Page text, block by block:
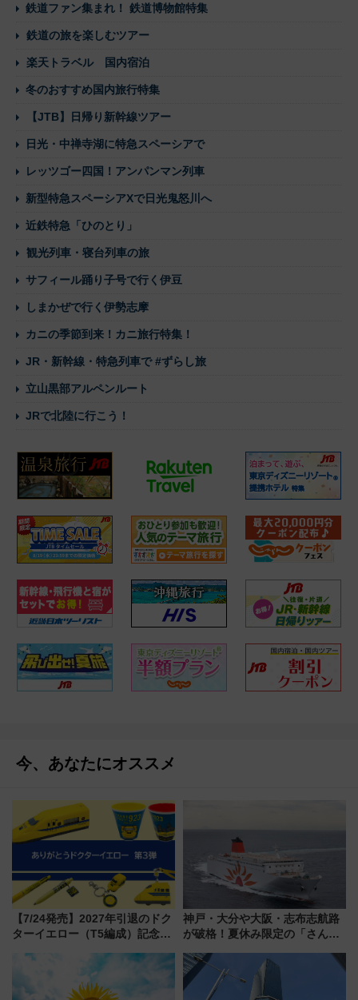
鉄道ファン集まれ！ 鉄道博物館特集
鉄道の旅を楽しむツアー
楽天トラベル 国内宿泊
冬のおすすめ国内旅行特集
【JTB】日帰り新幹線ツアー
日光・中禅寺湖に特急スペーシアで
レッツゴー四国！アンパンマン列車
新型特急スペーシアXで日光鬼怒川へ
近鉄特急「ひのとり」
観光列車・寝台列車の旅
サフィール踊り子号で行く伊豆
しまかぜで行く伊勢志摩
カニの季節到来！カニ旅行特集！
JR・新幹線・特急列車で #ずらし旅
立山黒部アルペンルート
JRで北陸に行こう！
今、あなたにオススメ
【7/24発売】2027年引退のドク
ターイエロー（T5編成）記念グ
送の目覚まし時計など通販・販
神戸・大分や大阪・志布志航路
が破格！夏休み限定の「さんふ
ート 夕朝食ビュッフェ付きで
快適な船旅はいかが？